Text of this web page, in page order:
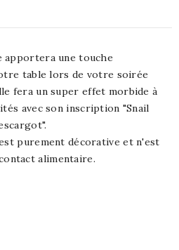
apportera une touche
table lors de votre soirée
fera un super effet morbide à
avec son inscription "Snail
purement décorative et n'est
alimentaire.